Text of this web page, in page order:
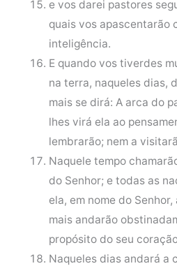
e vos darei pastores
quais vos apascentarão
inteligência.
E quando vos tiverdes
na terra, naqueles dias,
mais se dirá: A arca do
lhes virá ela ao
lembrarão; nem a
Naquele tempo
do Senhor; e todas as
ela, em nome do
mais andarão
propósito do seu
Naqueles dias andará a